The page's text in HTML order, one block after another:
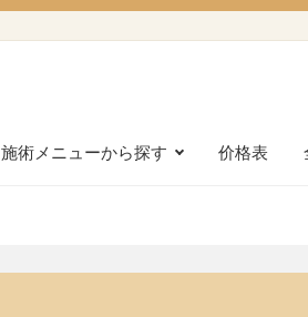
施術メニューから探す 价格表